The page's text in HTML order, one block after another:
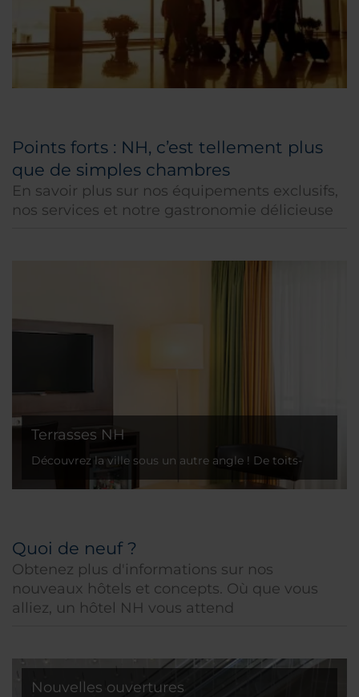
Points forts : NH, c’est tellement plus
que de simples chambres
En savoir plus sur nos équipements exclusifs,
nos services et notre gastronomie délicieuse
Terrasses NH
Découvrez la ville sous un autre angle ! De toits-
terrasses aux cafés de rue, NH vous propose des
terrasses dans les principales destinations
Quoi de neuf ?
Obtenez plus d'informations sur nos
nouveaux hôtels et concepts. Où que vous
alliez, un hôtel NH vous attend
Nouvelles ouvertures